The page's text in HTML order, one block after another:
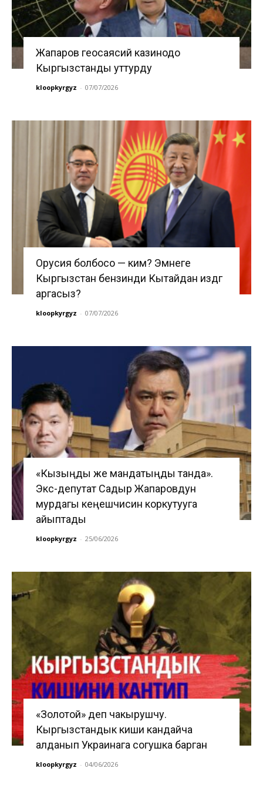
Жапаров геосаясий казинодо
Кыргызстанды уттурду
kloopkyrgyz - 07/07/2026
Орусия болбосо — ким? Эмнеге
Кыргызстан бензинди Кытайдан издөөгө
аргасыз?
kloopkyrgyz - 07/07/2026
«Кызыңды же мандатыңды танда».
Экс-депутат Садыр Жапаровдун
мурдагы кеңешчисин коркутууга
айыптады
kloopkyrgyz - 25/06/2026
«Золотой» деп чакырушчу.
Кыргызстандык киши кандайча
алданып Украинага согушка барган
kloopkyrgyz - 04/06/2026